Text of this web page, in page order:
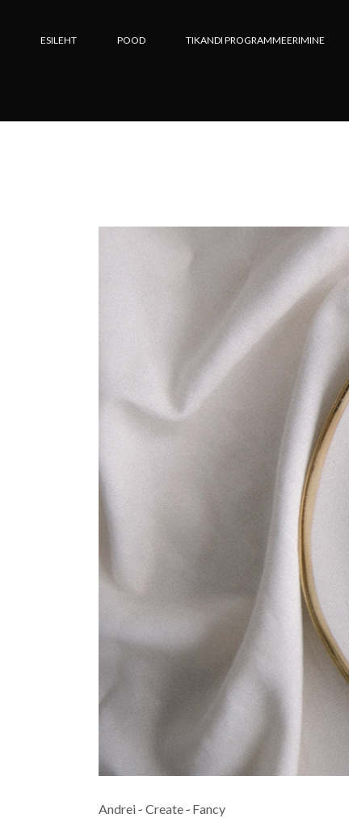
contentESILEHT POOD TIKANDI PROGRAMMEERIMINE
Andrei Create Fancy